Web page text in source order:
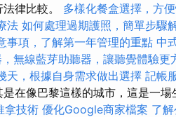
律比較。 多樣化餐盒選擇，方
法 如何處理過期護照，簡單步驟
事項，了解第一年管理的重點 中
無線藍芽助聽器，讓聽覺體驗更
天，根據自身需求做出選擇 記帳
在像巴黎這樣的城市，這是一
拿技術 優化Google商家檔案 了